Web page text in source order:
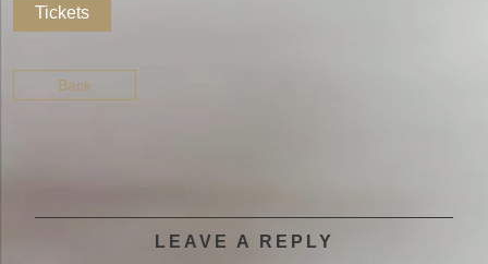
Tickets
Back
LEAVE A REPLY